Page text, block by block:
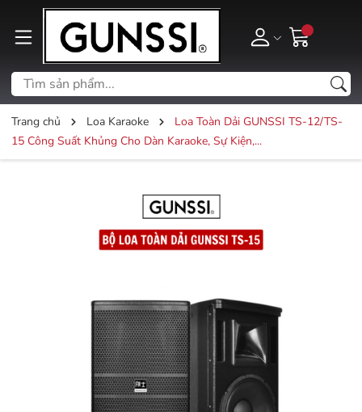
Trang chủ Loa Karaoke
Loa Toàn Dải GUNSSI TS-12/TS-
15 Công Suất Khủng Cho Dàn Karaoke, Sự Kiện,...